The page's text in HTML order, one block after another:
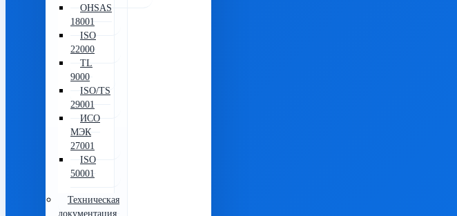
OHSAS
18001
ISO
22000
TL
9000
ISO/TS
29001
ИСО
МЭК
27001
ISO
50001
Техническая
документация